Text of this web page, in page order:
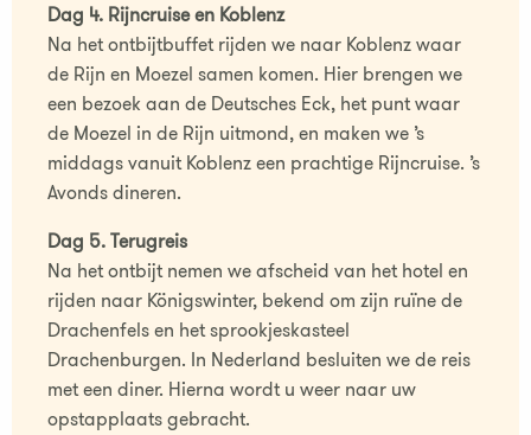
Dag 4. Rijncruise en Koblenz
Na het ontbijtbuffet rijden we naar Koblenz waar
de Rijn en Moezel samen komen. Hier brengen we
een bezoek aan de Deutsches Eck, het punt waar
de Moezel in de Rijn uitmond, en maken we ’s
middags vanuit Koblenz een prachtige Rijncruise. ’s
Avonds dineren.
Dag 5. Terugreis
Na het ontbijt nemen we afscheid van het hotel en
rijden naar Königswinter, bekend om zijn ruïne de
Drachenfels en het sprookjeskasteel
Drachenburgen. In Nederland besluiten we de reis
met een diner. Hierna wordt u weer naar uw
opstapplaats gebracht.